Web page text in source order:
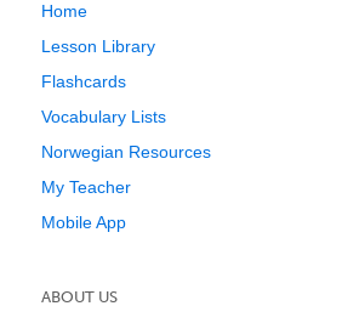
Home
Lesson Library
Flashcards
Vocabulary Lists
Norwegian Resources
My Teacher
Mobile App
ABOUT US